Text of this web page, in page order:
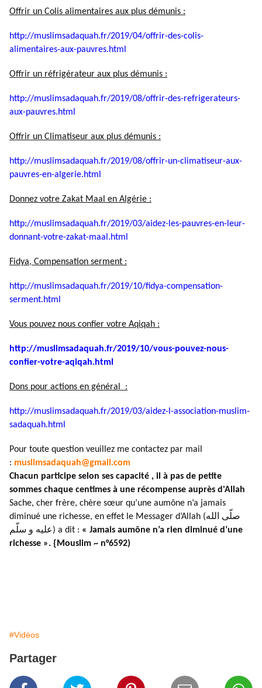
Offrir un Colis alimentaires aux plus démunis :
http://muslimsadaquah.fr/2019/04/offrir-des-colis-
alimentaires-aux-pauvres.html
Offrir un réfrigérateur aux plus démunis :
http://muslimsadaquah.fr/2019/08/offrir-des-refrigerateurs-
aux-pauvres.html
Offrir un Climatiseur aux plus démunis :
http://muslimsadaquah.fr/2019/08/offrir-un-climatiseur-aux-
pauvres-en-algerie.html
Donnez votre Zakat Maal en Algérie :
http://muslimsadaquah.fr/2019/03/aidez-les-pauvres-en-leur-
donnant-votre-zakat-maal.html
Fidya, Compensation serment :
http://muslimsadaquah.fr/2019/10/fidya-compensation-
serment.html
Vous pouvez nous confier votre Aqiqah :
http://muslimsadaquah.fr/2019/10/vous-pouvez-nous-
confier-votre-aqiqah.html
Dons pour actions en général :
http://muslimsadaquah.fr/2019/03/aidez-l-association-muslim-
sadaquah.html
Pour toute question veuillez me contactez par mail
: muslimsadaquah@gmail.com
Chacun participe selon ses capacité , il à pas de petite
sommes chaque centimes à une récompense auprès d'Allah
Sache, cher frère, chère sœur qu’une aumône n’a jamais
diminué une richesse, en effet le Messager d’Allah (صلّى الله
عليه و سلّم) a dit : « Jamais aumône n’a rien diminué d’une
richesse ». {Mouslim ~ n°6592)
#Vidéos
Partager